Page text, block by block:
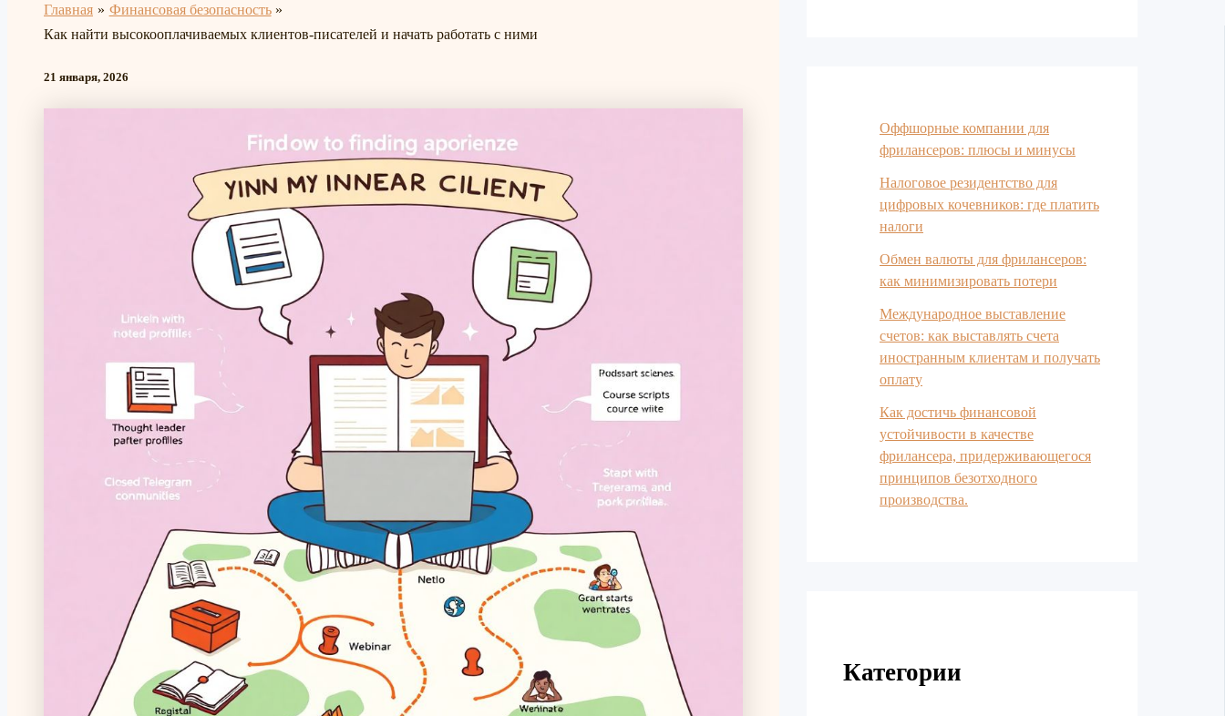
Главная
Финансовая безопасность
Как найти высокооплачиваемых клиентов-писателей и начать работать с ними
21 января, 2026
Оффшорные компании для
фрилансеров: плюсы и минусы
Налоговое резидентство для
цифровых кочевников: где платить
налоги
Обмен валюты для фрилансеров:
как минимизировать потери
Международное выставление
счетов: как выставлять счета
иностранным клиентам и получать
оплату
Как достичь финансовой
устойчивости в качестве
фрилансера, придерживающегося
принципов безотходного
производства.
Категории